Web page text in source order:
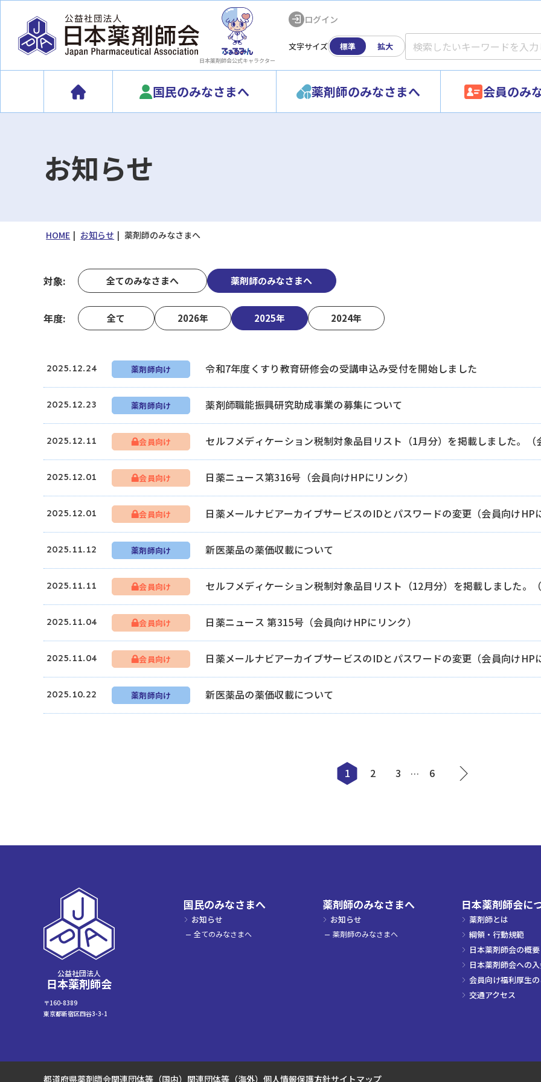
日本薬剤師会公式キャラクター
ログイン
文字サイズ 標準 拡大
国民のみなさまへ 薬剤師のみなさまへ 会員のみ
お知らせ
HOME お知らせ 薬剤師のみなさまへ
対象 全てのみなさまへ 薬剤師のみなさまへ
年度 全て 2026年 2025年 2024年
2025.12.24 薬剤師向け 令和7年度くすり教育研修会の受講申込み受付を開始しました
2025.12.23 薬剤師向け 薬剤師職能振興研究助成事業の募集について
2025.12.11 会員向け セルフメディケーション税制対象品目リスト（1月分）を掲載しました。（
2025.12.01 会員向け 日薬ニュース第316号（会員向けHPにリンク）
2025.12.01 会員向け 日薬メールナビアーカイブサービスのIDとパスワードの変更（会員向けHP
2025.11.12 薬剤師向け 新医薬品の薬価収載について
2025.11.11 会員向け セルフメディケーション税制対象品目リスト（12月分）を掲載しました。
2025.11.04 会員向け 日薬ニュース 第315号（会員向けHPにリンク）
2025.11.04 会員向け 日薬メールナビアーカイブサービスのIDとパスワードの変更（会員向けHP
2025.10.22 薬剤師向け 新医薬品の薬価収載について
1 2 3 … 6
公益社団法人
日本薬剤師会
〒160-8389
東京都新宿区四谷3-3-1
国民のみなさまへ
お知らせ
全てのみなさまへ
薬剤師のみなさまへ
お知らせ
薬剤師のみなさまへ
日本薬剤師会に
薬剤師とは
綱領・行動規範
日本薬剤師会の概要
日本薬剤師会への
会員向け福利厚生
交通アクセス
都道府県薬剤師会関連団体等（国内） 関連団体等（海外） 個人情報保護方針サイトマップ